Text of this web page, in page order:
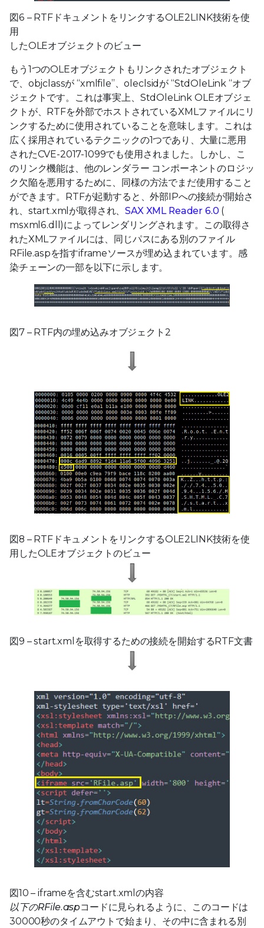
図6 – RTFドキュメントをリンクするOLE2LINK技術を使
用
したOLEオブジェクトのビュー
もう1つのOLEオブジェクトもリンクされたオブジェクト
で、objclassが “xmlfile”、oleclsidが “StdOleLink “オブ
ジェクトです。これは事実上、StdOleLink OLEオブジェ
クトが、RTFを外部でホストされているXMLファイルにリ
ンクするために使用されていることを意味します。これは
広く採用されているテクニックの1つであり、大量に悪用
されたCVE-2017-1099でも使用されました。しかし、こ
のリンク機能は、他のレンダラー コンポーネントのロジッ
ク欠陥を悪用するために、同様の方法でまだ使用すること
ができます。RTFが起動すると、外部IPへの接続が開始さ
れ、start.xmlが取得され、SAX XML Reader 6.0 (
msxml6.dll)によってレンダリングされます。この取得さ
れたXMLファイルには、同じパスにある別のファイル
RFile.aspを指すiframeソースが埋め込まれています。感
染チェーンの一部を以下に示します。
図7 – RTF内の埋め込みオブジェクト2
図8 – RTFドキュメントをリンクするOLE2LINK技術を使
用したOLEオブジェクトのビュー
図9 – start.xmlを取得するための接続を開始するRTF文書
図10 – iframeを含むstart.xmlの内容
以下のRFile.aspコードに見られるように、このコードは
30000秒のタイムアウトで始まり、その中に含まれる別